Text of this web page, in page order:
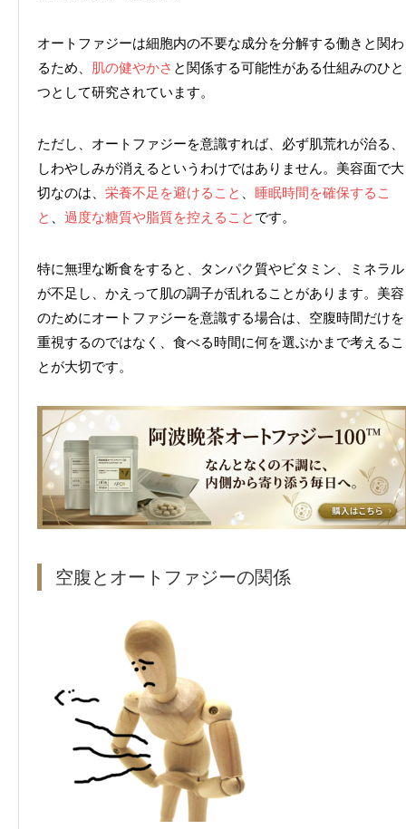
オートファジーは細胞内の不要な成分を分解する働きと関わ
るため、 肌の健やかさ と関係する可能性がある仕組みのひと
つとして研究されています。
ただし、オートファジーを意識すれば、必ず肌荒れが治る、
しわやしみが消えるというわけではありません。美容面で大
切なのは、 栄養不足を避けること
睡眠時間を確保するこ
と
過度な糖質や脂質を控えること です。
特に無理な断食をすると、タンパク質やビタミン、ミネラル
が不足し、かえって肌の調子が乱れることがあります。美容
のためにオートファジーを意識する場合は、空腹時間だけを
重視するのではなく、食べる時間に何を選ぶかまで考えるこ
とが大切です。
空腹とオートファジーの関係